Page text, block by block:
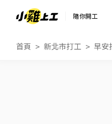
隨你開工
首頁 新北市打工 早安